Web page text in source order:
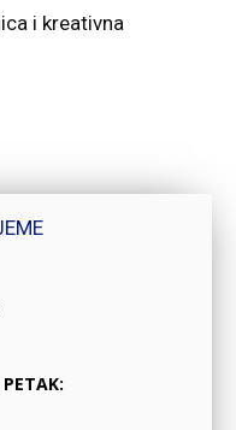
i kreativna